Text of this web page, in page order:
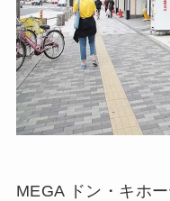
MEGA ドン・キホ